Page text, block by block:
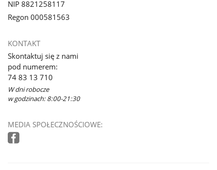
NIP 8821258117
Regon 000581563
KONTAKT
Skontaktuj się z nami
pod numerem:
74 83 13 710
W dni robocze
w godzinach: 8:00-21:30
MEDIA SPOŁECZNOŚCIOWE: